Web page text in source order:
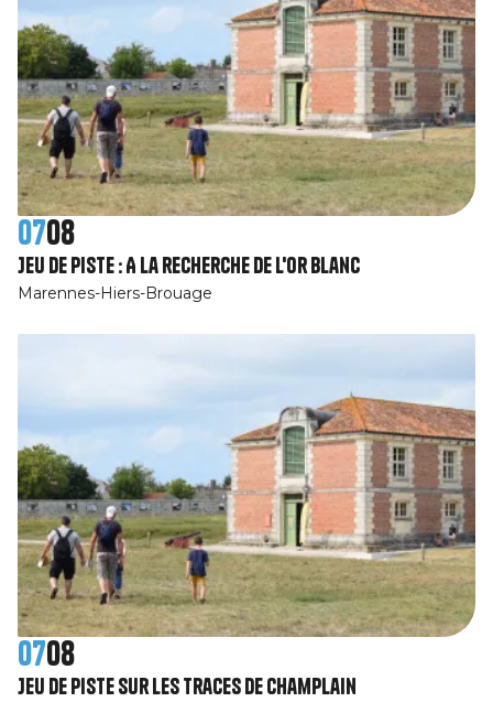
0708
Jeu de piste : A la recherche de l'or blanc
Marennes-Hiers-Brouage
0708
Jeu de piste Sur les traces de Champlain